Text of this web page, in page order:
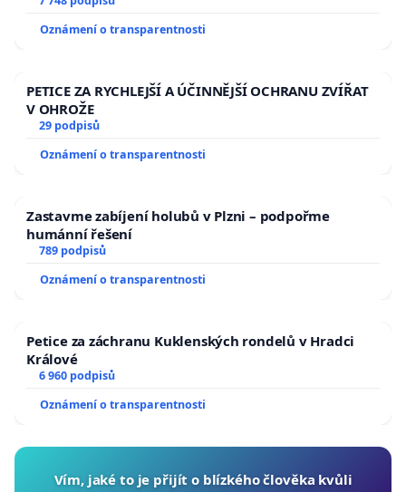
Oznámení o transparentnosti
PETICE ZA RYCHLEJŠÍ A ÚČINNĚJŠÍ OCHRANU ZVÍŘAT
V OHROŽE
29 podpisů
Oznámení o transparentnosti
Zastavme zabíjení holubů v Plzni – podpořme
humánní řešení
789 podpisů
Oznámení o transparentnosti
Petice za záchranu Kuklenských rondelů v Hradci
Králové
6 960 podpisů
Oznámení o transparentnosti
Vím, jaké to je přijít o blízkého člověka kvůli